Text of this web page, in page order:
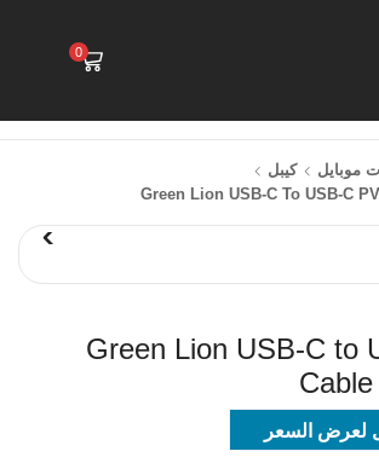
0
موبايل
كيبل
Green Lion USB-C To USB-C
Green Lion USB-C to
لعرض السعر